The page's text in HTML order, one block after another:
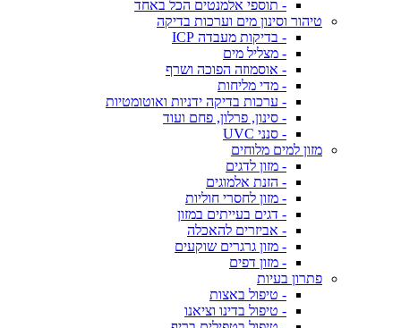
- תוספי אלמנטים הכל באחד
טיהור וסינון מים וערכות בדיקה
- בדיקות מעבדה ICP
- מצליל מים
- אוסמוזה הפוכה ושרף
- מדי מליחות
- ערכות בדיקה ידניות ואוטומטיות
- סינון, פרלון, פחם ועוד
- סנני UVC
מזון למים מלוחים
- מזון לדגים
- הזנת אלמוגים
- מזון לחסרי חוליות
- דגים בעייתים במזון
- אביזרים להאכלה
- מזון גרגרים שוקעים
- מזון דפים
פתרון בעיות
- טיפול באצות
- טיפול בדינו וציאנו